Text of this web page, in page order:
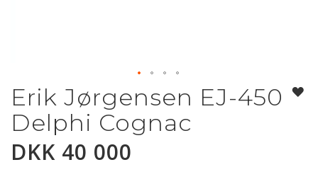
Gå
til
begynnelsen
av
bildegalleri
Erik Jørgensen EJ-450
Delphi Cognac
DKK 40 000